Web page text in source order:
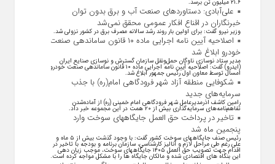
۲۱.۶ میلیون تن برسد.
علی‌آبادی: دستاورد‌های صنعت آب و برق بدون توان
خبرنگاران در اقناع افکار عمومی محقق نمی‌شد
وزیر نیرو گفت: برای اولین بار روند رشد سالانه مصرف برق در کشور نزولی شد.
اصلاحیه آیین نامه اجرایی ماده ۱۰ قانون ساماندهی صنعت
خودرو ابلاغ شد
مدیر ستاد نوسازی ناوگان حمل‌ونقل سازمان گسترش و نوسازی صنایع ایران
(ایدرو) گفت: اصلاحیه آیین نامه اجرایی ماده ۱۰ قانون ساماندهی صنعت خودرو
امسال توسط معاون اول رئیس جمهور ابلاغ شد.
شکوفایی منطقه آزاد شهر فرودگاهی امام(ره) با جذب
سرمایه‌های جدید
رامین کاشف اذرمدیرعامل شهر فرودگاهی امام خمینی (ره) از آماده‌شدن
تفاهم‌نامه‌های سرمایه‌گذاری بیش از ۲۰ همت در این مجموعه خبر داد.
تاخیر در پرداخت حق العمل جایگاههای سوخت وارد
پنجمین ماه شد
رئیس صنف جایگاههای سوخت کشور گفت: با وجود گذشت بیش از ۵ ماه و
علی رغم طی مراحل لازم و آنالیز کارشناسی، سازمان برنامه و بودجه با تاخیر در
اقدام جهت تصویب حق العمل ۱۴۰۵ جایگاههای سوخت، موجب زیان دهی
این بنگاه های اقتصادی شده و مالکان جایگاه ها را با مشکل مواجه کرده است.